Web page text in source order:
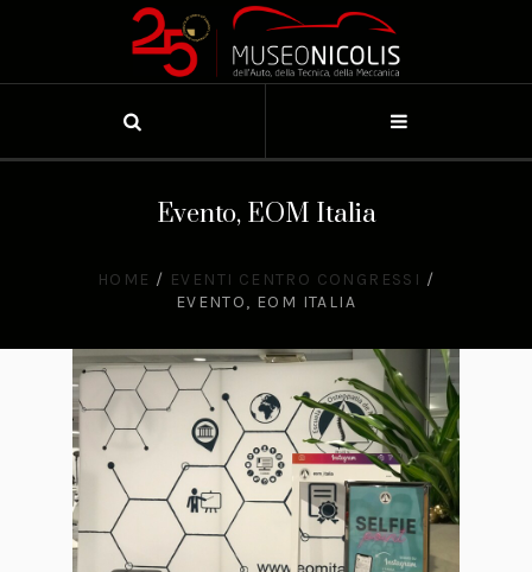
Evento, EOM Italia
HOME / EVENTI CENTRO CONGRESSI /
EVENTO, EOM ITALIA